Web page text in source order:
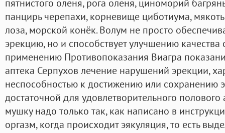
панцирь черепахи, корневище циботиума,
лоза, морской конёк. Волум не просто
эрекцию, но и способствует улучшению
применению Противопоказания Виагра
аптека Серпухов лечение нарушений эрекции,
неспособностью к достижению или сохранению
достаточной для удовлетворительного
мушку надо только так, как написано в
оргазм, когда происходит эякуляция, то есть